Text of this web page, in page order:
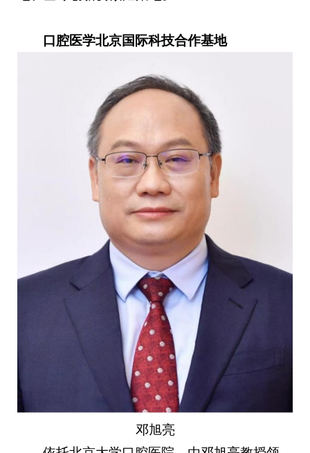
口腔医学北京国际科技合作基地
邓旭亮